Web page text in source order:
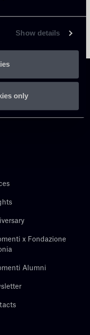
Show details
only
x Fondazione
Alumni